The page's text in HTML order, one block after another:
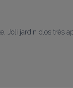
Joli jardin clos très